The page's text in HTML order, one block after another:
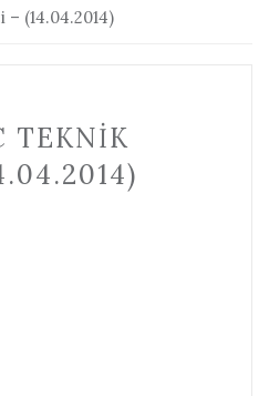
– (14.04.2014)
TEKNIK